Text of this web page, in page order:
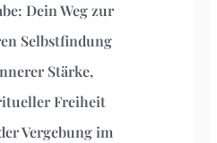
Dein Weg zur
Selbstfindung
Stärke,
Freiheit
Vergebung im